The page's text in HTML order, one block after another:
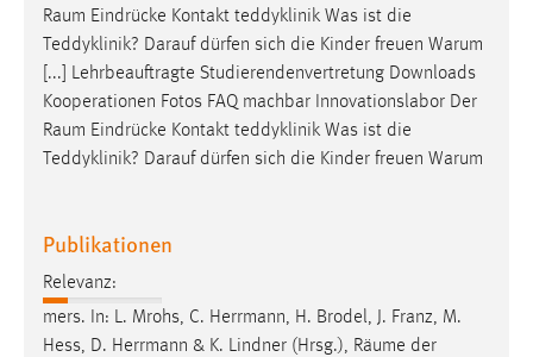
Raum Eindrücke Kontakt teddyklinik Was ist die
Teddyklinik? Darauf dürfen sich die Kinder freuen Warum
[...] Lehrbeauftragte Studierendenvertretung Downloads
Kooperationen Fotos FAQ machbar Innovationslabor Der
Raum Eindrücke Kontakt teddyklinik Was ist die
Teddyklinik? Darauf dürfen sich die Kinder freuen Warum
Publikationen
Relevanz:
mers. In: L. Mrohs, C. Herrmann, H. Brodel, J. Franz, M.
Hess, D. Herrmann & K. Lindner (Hrsg.), Räume der